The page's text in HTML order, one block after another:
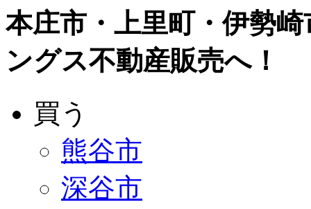
本庄市・上里町・伊勢
ングス不動産販売へ！
買う
熊谷市
深谷市